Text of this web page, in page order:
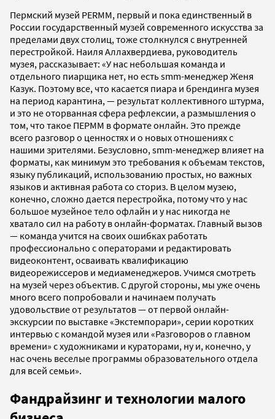
Пермский музей PERMM, первый и пока единственный в
России государственный музей современного искусства за
пределами двух столиц, тоже столкнулся с внутренней
перестройкой. Наиля Аллахвердиева, руководитель
музея, рассказывает: «У нас небольшая команда и
отдельного пиарщика нет, но есть smm-менеджер Женя
Казук. Поэтому все, что касается пиара и брендинга музея
на период карантина, — результат коллективного штурма,
и это не оторванная сфера рефлексии, а размышления о
том, что такое ПЕРММ в формате онлайн. Это прежде
всего разговор о ценностях и о новых отношениях с
нашими зрителями. Безусловно, smm-менеджер влияет на
форматы, как минимум это требования к объемам текстов,
языку публикаций, использованию простых, но важных
языков и активная работа со сториз. В целом музею,
конечно, сложно дается перестройка, потому что у нас
большое музейное тело офлайн и у нас никогда не
хватало сил на работу в онлайн-форматах. Главный вызов
— команда учится на своих ошибках работать
профессионально с операторами и редактировать
видеоконтент, осваивать квалификацию
видеорежиссеров и медиаменеджеров. Учимся смотреть
на музей через объектив. С другой стороны, мы уже очень
много всего попробовали и начинаем получать
удовольствие от результатов — от первой онлайн-
экскурсии по выставке «Экстемпорари», серии коротких
интервью с командой музея или «Разговоров о главном
времени» с художниками и кураторами, ну и, конечно, у
нас очень веселые программы образовательного отдела
для всей семьи».
Фандрайзинг и технологии малого